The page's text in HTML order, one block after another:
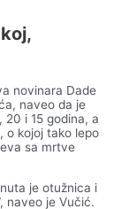
novinara Dade
naveo da je
i 15 godina, a
o kojoj tako lepo
sa mrtve
je otužnica i
naveo je Vučić.